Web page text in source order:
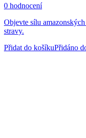
0 hodnocení
Objevte sílu
stravy.
Přidat do košíkuPřidáno